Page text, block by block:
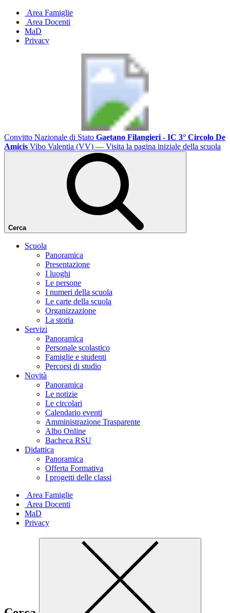
Area Famiglie
Area Docenti
MaD
Privacy
Convitto Nazionale di Stato Gaetano Filangieri - IC 3° Circolo De
Amicis Vibo Valentia (VV) — Visita la pagina iniziale della scuola
Cerca
Scuola
Panoramica
Presentazione
I luoghi
Le persone
I numeri della scuola
Le carte della scuola
Organizzazione
La storia
Servizi
Panoramica
Personale scolastico
Famiglie e studenti
Percorsi di studio
Novità
Panoramica
Le notizie
Le circolari
Calendario eventi
Amministrazione Trasparente
Albo Online
Bacheca RSU
Didattica
Panoramica
Offerta Formativa
I progetti delle classi
Area Famiglie
Area Docenti
MaD
Privacy